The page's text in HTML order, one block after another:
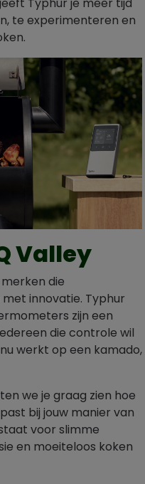
Typhur je meer tijd
te experimenteren en
Valley
merken die
innovatie. Typhur
zijn een
die controle wil
werkt op een kamado,
we je graag zien hoe
bij jouw manier van
voor slimme
en moeiteloos koken